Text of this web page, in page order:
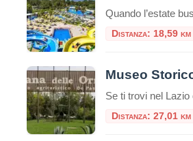
Distanza: 18,59 km
Distanza: 27,01 km